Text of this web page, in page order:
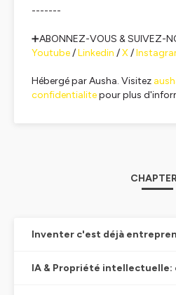
-------
➕ABONNEZ-VOUS & SUIVEZ-
Youtube/Linkedin /X/
Hébergé par Ausha. Visitez
confidentialitepour plus